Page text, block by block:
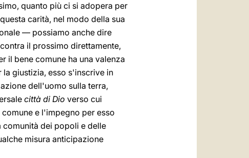
quanto più ci si adopera per
carità, nel modo della sua
— possiamo anche dire
il prossimo direttamente,
il bene comune ha una valenza
giustizia, esso s'inscrive in
dell'uomo sulla terra,
città di Dio verso cui
e l'impegno per esso
comunità dei popoli e delle
misura anticipazione